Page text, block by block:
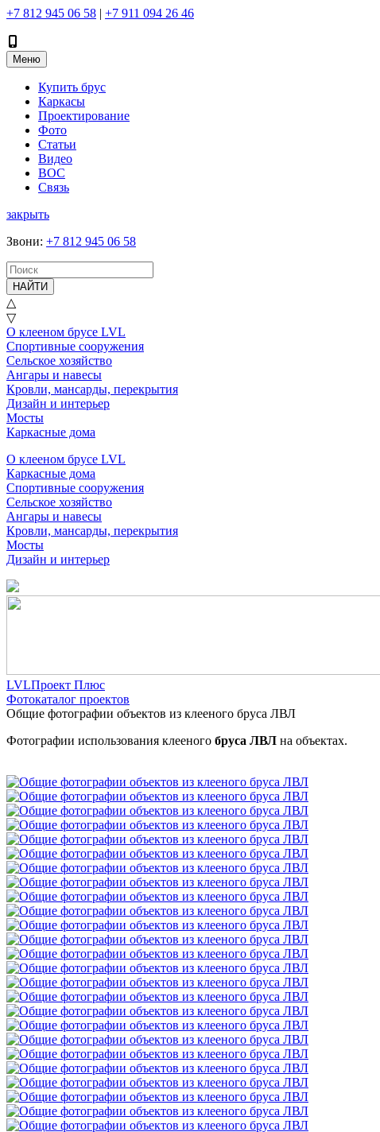
+7 812 945 06 58 | +7 911 094 26 46
Меню
Купить брус
Каркасы
Проектирование
Фото
Статьи
Видео
ВОС
Связь
закрыть
Звони: +7 812 945 06 58
НАЙТИ
△
▽
О клееном брусе LVL
Спортивные сооружения
Сельское хозяйство
Ангары и навесы
Кровли, мансарды, перекрытия
Дизайн и интерьер
Мосты
Каркасные дома
О клееном брусе LVL
Каркасные дома
Спортивные сооружения
Сельское хозяйство
Ангары и навесы
Кровли, мансарды, перекрытия
Мосты
Дизайн и интерьер
LVLПроект Плюс
Фотокаталог проектов
Общие фотографии объектов из клееного бруса ЛВЛ
Фотографии использования клееного бруса ЛВЛ на объектах.